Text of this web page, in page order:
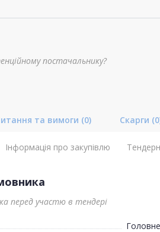
постачальнику?
та вимоги (0) Скарги
Інформація про закупівлю
перед участю в тендері
Головне